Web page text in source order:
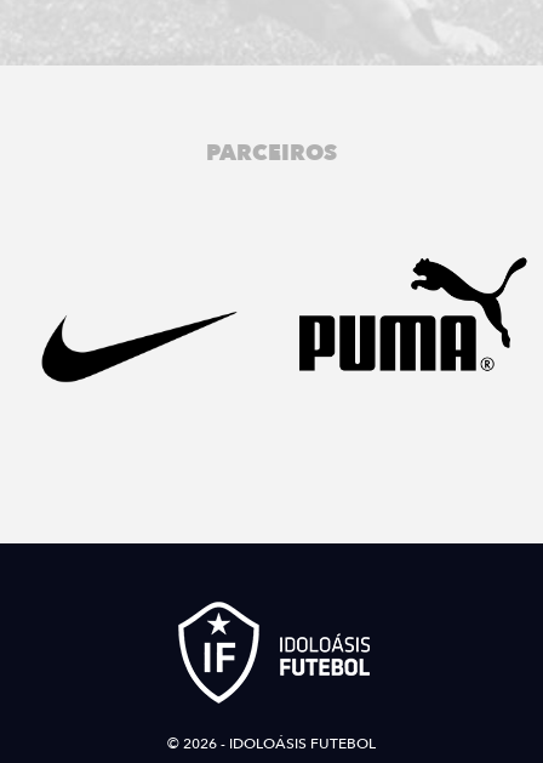
PARCEIROS
© 2026 - IDOLOÁSIS FUTEBOL